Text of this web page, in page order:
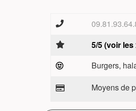
5/5 (voir les
Burgers,
Moyens de